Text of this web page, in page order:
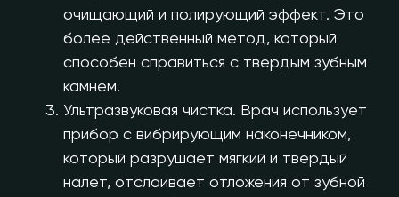
очищающий и полирующий эффект. Это
более действенный метод, который
способен справиться с твердым зубным
камнем.
Ультразвуковая чистка. Врач использует
прибор с вибрирующим наконечником,
который разрушает мягкий и твердый
налет, отслаивает отложения от зубной